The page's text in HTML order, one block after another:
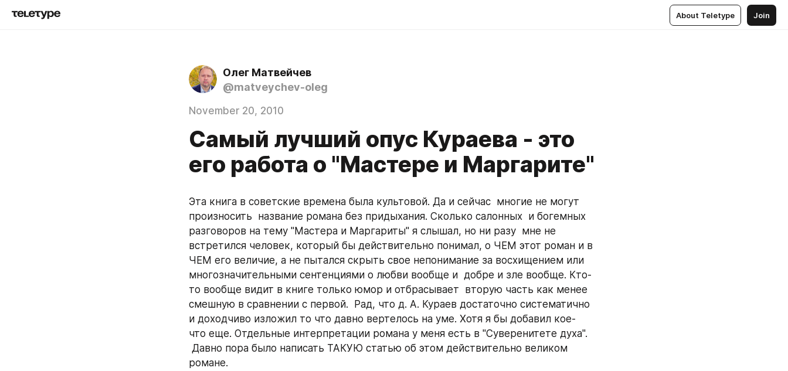
About Teletype Join
Олег Матвейчев
@matveychev-oleg
November 20, 2010
Самый лучший опус Кураева - это
его работа о "Мастере и Маргарите"
Эта книга в советские времена была культовой. Да и сейчас  многие не могут
произносить  название романа без придыхания. Сколько салонных  и богемных
разговоров на тему "Мастера и Маргариты" я слышал, но ни разу  мне не
встретился человек, который бы действительно понимал, о ЧЕМ этот роман и в
ЧЕМ его величие, а не пытался скрыть свое непонимание за восхищением или
многозначительными сентенциями о любви вообще и  добре и зле вообще. Кто-
то вообще видит в книге только юмор и отбрасывает  вторую часть как менее
смешную в сравнении с первой.  Рад, что д. А. Кураев достаточно систематично
и доходчиво изложил то что давно вертелось на уме. Хотя я бы добавил кое-
что еще. Отдельные интерпретации романа у меня есть в "Суверенитете духа".
Давно пора было написать ТАКУЮ статью об этом действительно великом
романе.